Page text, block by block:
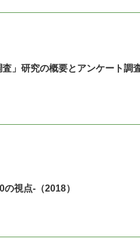
」研究の概要とアンケート調
視点-（2018）